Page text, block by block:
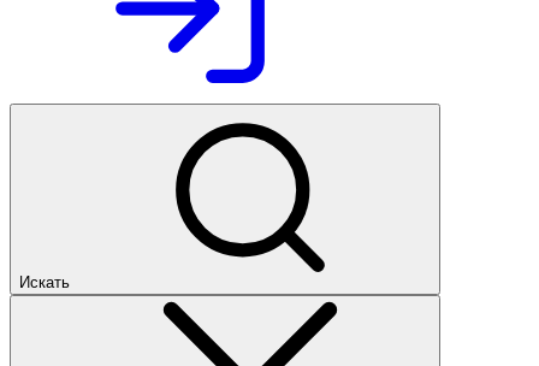
Искать